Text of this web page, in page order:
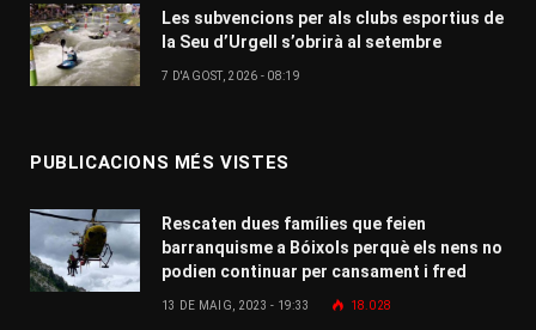
Les subvencions per als clubs esportius de
la Seu d’Urgell s’obrirà al setembre
7 D'AGOST, 2026 - 08:19
PUBLICACIONS MÉS VISTES
Rescaten dues famílies que feien
barranquisme a Bóixols perquè els nens no
podien continuar per cansament i fred
13 DE MAIG, 2023 - 19:33 18.028